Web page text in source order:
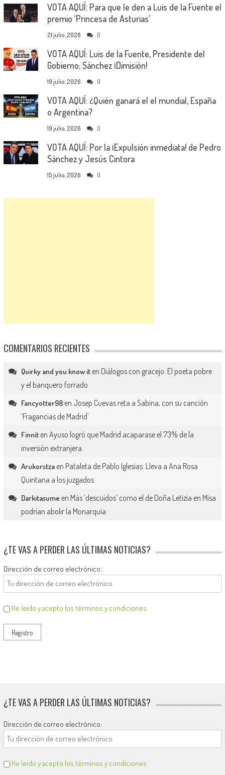
VOTA AQUÍ: Para que le den a Luis de la Fuente el
premio ‘Princesa de Asturias’
21 julio, 2026 0
VOTA AQUÍ: Luis de la Fuente, Presidente del
Gobierno; Sánchez ¡Dimisión!
19 julio, 2026 0
VOTA AQUÍ: ¿Quién ganará el el mundial, España
o Argentina?
19 julio, 2026 0
VOTA AQUÍ: Por la ¡Expulsión inmediata! de Pedro
Sánchez y Jesús Cintora
15 julio, 2026 0
COMENTARIOS RECIENTES
Quirky and you know iten Diálogos con gracejo: El poeta pobre
y el banquero forrado
Fancyotter98en Josep Cuevas reta a Sabina, con su canción
‘Fragancias de Madrid’
Finniten Ayuso logró que Madrid acaparase el 73% de la
inversión extranjera
Arukorstzaen Pataleta de Pablo Iglesias: Lleva a Ana Rosa
Quintana a los juzgados
Darkitasume en Más ‘descuidos’ como el de Doña Letizia en Misa
podrían abolir la Monarquía
¿TE VAS A PERDER LAS ÚLTIMAS NOTICIAS?
Dirección de correo electrónico:
He leído y acepto los términos y condiciones
¿TE VAS A PERDER LAS ÚLTIMAS NOTICIAS?
Dirección de correo electrónico:
He leído y acepto los términos y condiciones